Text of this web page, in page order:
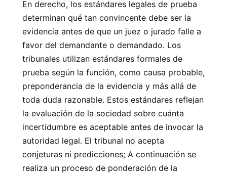
En derecho, los estándares legales de prueba
determinan qué tan convincente debe ser la
evidencia antes de que un juez o jurado falle a
favor del demandante o demandado. Los
tribunales utilizan estándares formales de
prueba según la función, como causa probable,
preponderancia de la evidencia y más allá de
toda duda razonable. Estos estándares reflejan
la evaluación de la sociedad sobre cuánta
incertidumbre es aceptable antes de invocar la
autoridad legal. El tribunal no acepta
conjeturas ni predicciones; A continuación se
realiza un proceso de ponderación de la